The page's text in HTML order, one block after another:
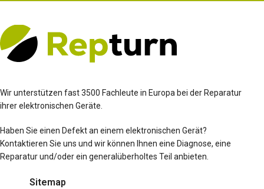
Wir unterstützen fast 3500 Fachleute in Europa bei der Reparatur
ihrer elektronischen Geräte.
Haben Sie einen Defekt an einem elektronischen Gerät?
Kontaktieren Sie uns und wir können Ihnen eine Diagnose, eine
Reparatur und/oder ein generalüberholtes Teil anbieten.
Sitemap